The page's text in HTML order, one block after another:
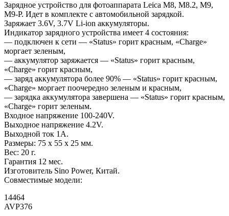
Зарядное устройство для фотоаппарата Leica M8, M8.2, M9,
M9-P. Идет в комплекте с автомобильной зарядкой.
Заряжает 3.6V, 3.7V Li-ion аккумуляторы.
Индикатор зарядного устройства имеет 4 состояния:
— подключен к сети — «Status» горит красным, «Charge»
моргает зеленым,
— аккумулятор заряжается — «Status» горит красным,
«Charge» горит красным,
— заряд аккумулятора более 90% — «Status» горит красным,
«Charge» моргает поочередно зеленым и красным,
— зарядка аккумулятора завершена — «Status» горит красным,
«Charge» горит зеленым.
Входное напряжение 100-240V.
Выходное напряжение 4.2V.
Выходной ток 1А.
Размеры: 75 x 55 x 25 мм.
Вес: 20 г.
Гарантия 12 мес.
Изготовитель Sino Power, Китай.
Совместимые модели:
14464
AVP376